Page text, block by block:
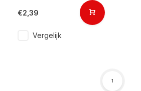
€2,39
Vergelijk
1